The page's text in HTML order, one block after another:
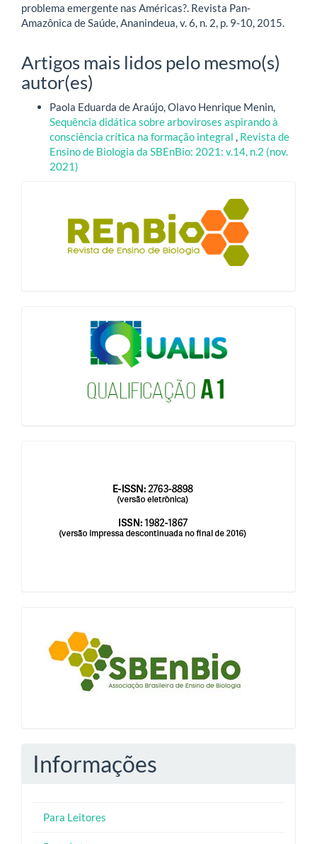
problema emergente nas Américas?. Revista Pan-
Amazônica de Saúde, Ananindeua, v. 6, n. 2, p. 9-10, 2015.
Artigos mais lidos pelo mesmo(s)
autor(es)
Paola Eduarda de Araújo, Olavo Henrique Menin,
Sequência didática sobre arboviroses aspirando à
consciência crítica na formação integral
Revista de
Ensino de Biologia da SBEnBio: 2021: v.14, n.2 (nov.
2021)
blocologosbenbio
Informações
Para Leitores